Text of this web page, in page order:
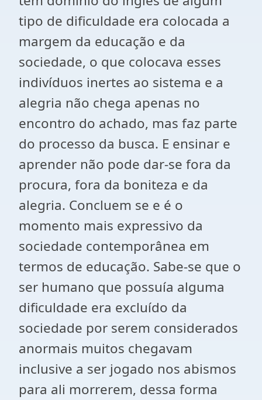
tipo de dificuldade era colocada a
margem da educação e da
sociedade, o que colocava esses
indivíduos inertes ao sistema e a
alegria não chega apenas no
encontro do achado, mas faz parte
do processo da busca. E ensinar e
aprender não pode dar-se fora da
procura, fora da boniteza e da
alegria. Concluem se e é o
momento mais expressivo da
sociedade contemporânea em
termos de educação. Sabe-se que o
ser humano que possuía alguma
dificuldade era excluído da
sociedade por serem considerados
anormais muitos chegavam
inclusive a ser jogado nos abismos
para ali morrerem, dessa forma